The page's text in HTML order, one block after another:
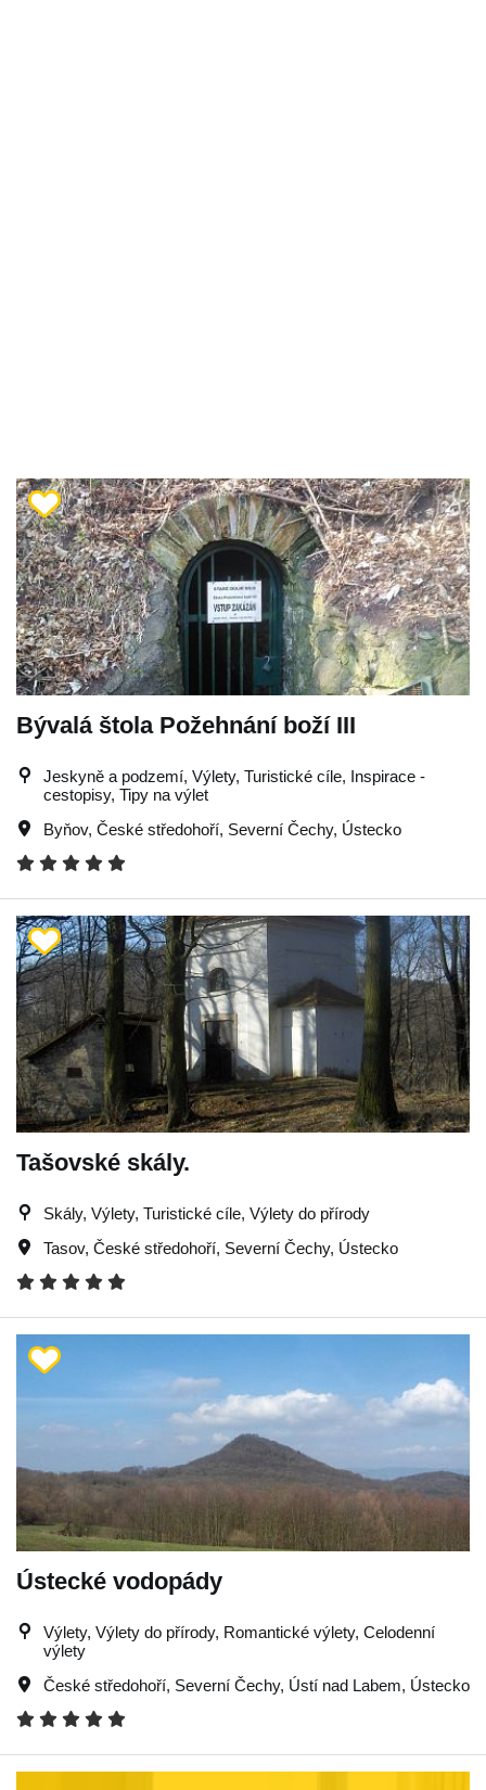
Bývalá štola Požehnání boží III
Jeskyně a podzemí, Výlety, Turistické cíle, Inspirace -
cestopisy, Tipy na výlet
Byňov, České středohoří, Severní Čechy, Ústecko
Tašovské skály.
Skály, Výlety, Turistické cíle, Výlety do přírody
Tasov, České středohoří, Severní Čechy, Ústecko
Ústecké vodopády
Výlety, Výlety do přírody, Romantické výlety, Celodenní
výlety
České středohoří, Severní Čechy, Ústí nad Labem, Ústecko